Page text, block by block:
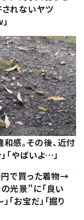
れないヤツ
感。その後、近付
「やばいよ…」
で買った着物→
光景”に「良い
お宝だ」「掘り